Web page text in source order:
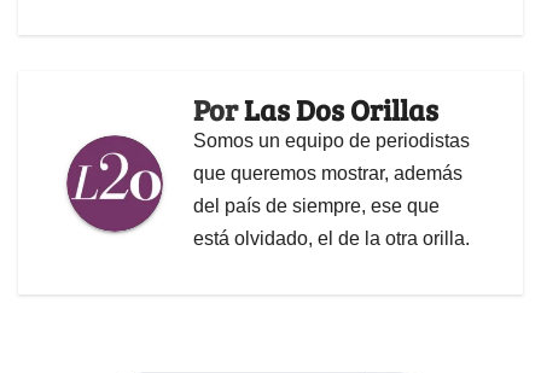
PorLas Dos Orillas
Somos un equipo de periodistas
que queremos mostrar, además
del país de siempre, ese que
está olvidado, el de la otra orilla.